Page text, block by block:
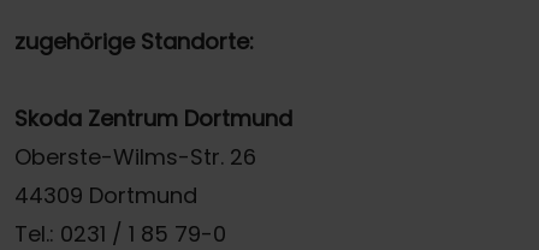
zugehörige Standorte:
Skoda Zentrum Dortmund
Oberste-Wilms-Str. 26
44309 Dortmund
Tel.: 0231 / 1 85 79-0